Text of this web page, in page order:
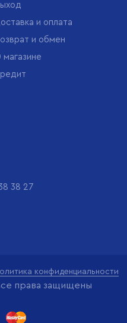
и оплата
и обмен
магазине
38 27
конфиденциальности
права защищены